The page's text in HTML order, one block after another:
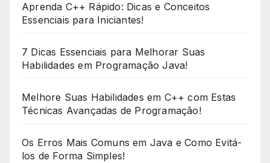
Aprenda C++ Rápido: Dicas e Conceitos
Essenciais para Iniciantes!
7 Dicas Essenciais para Melhorar Suas
Habilidades em Programação Java!
Melhore Suas Habilidades em C++ com Estas
Técnicas Avançadas de Programação!
Os Erros Mais Comuns em Java e Como Evitá-
los de Forma Simples!